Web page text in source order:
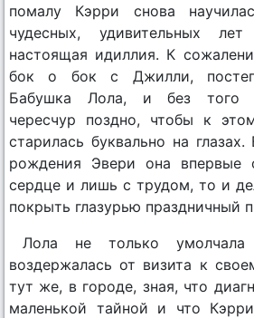
помалу Кэрри снова
чудесных, удивительных
настоящая идиллия. К
бок о бок с Джилли,
Бабушка Лола, и без того
чересчур поздно, чтобы к
старилась буквально на
рождения Эвери она впервые
сердце и лишь с трудом, то и
покрыть глазурью праздничный
Лола не только
воздержалась от визита к
тут же, в городе, зная, что
маленькой тайной и что